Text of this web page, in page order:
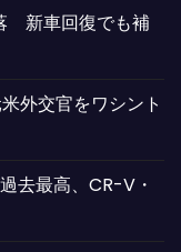
新車回復でも補
外交官をワシント
去最高、CR-V・